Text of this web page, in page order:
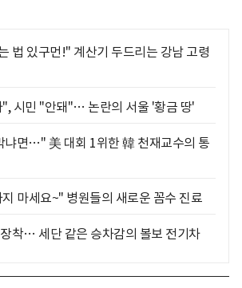
법 있구먼!" 계산기 두드리는 강남 고령
", 시민 "안돼"… 논란의 서울 '황금 땅'
냐면…" 美 대회 1위한 韓 천재교수의 통
마세요~" 병원들의 새로운 꼼수 진료
착… 세단 같은 승차감의 볼보 전기차